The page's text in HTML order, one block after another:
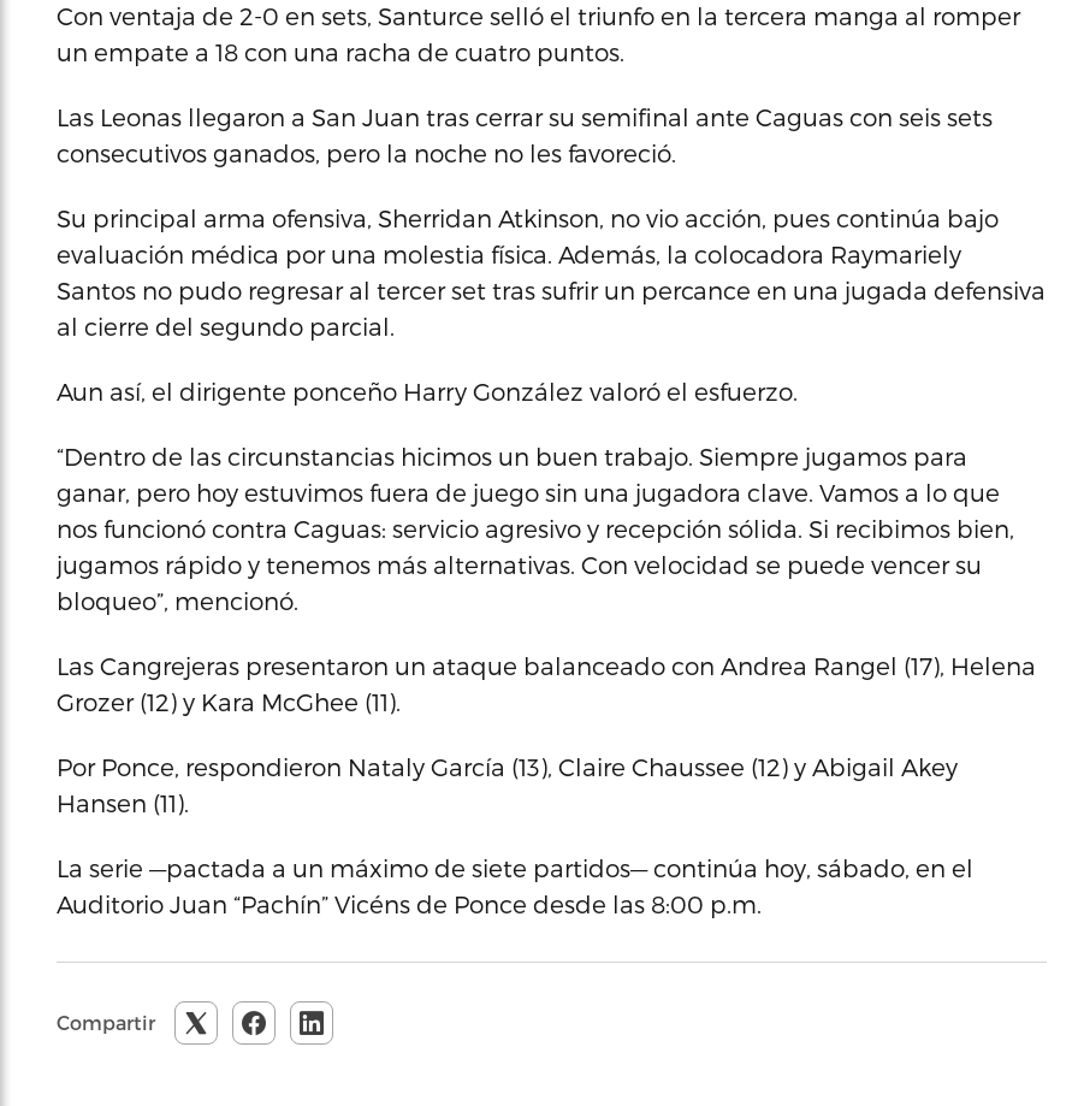
Con ventaja de 2-0 en sets, Santurce selló el triunfo en la tercera manga al romper
un empate a 18 con una racha de cuatro puntos.
Las Leonas llegaron a San Juan tras cerrar su semifinal ante Caguas con seis sets
consecutivos ganados, pero la noche no les favoreció.
Su principal arma ofensiva, Sherridan Atkinson, no vio acción, pues continúa bajo
evaluación médica por una molestia física. Además, la colocadora Raymariely
Santos no pudo regresar al tercer set tras sufrir un percance en una jugada defensiva
al cierre del segundo parcial.
Aun así, el dirigente ponceño Harry González valoró el esfuerzo.
“Dentro de las circunstancias hicimos un buen trabajo. Siempre jugamos para
ganar, pero hoy estuvimos fuera de juego sin una jugadora clave. Vamos a lo que
nos funcionó contra Caguas: servicio agresivo y recepción sólida. Si recibimos bien,
jugamos rápido y tenemos más alternativas. Con velocidad se puede vencer su
bloqueo”, mencionó.
Las Cangrejeras presentaron un ataque balanceado con Andrea Rangel (17), Helena
Grozer (12) y Kara McGhee (11).
Por Ponce, respondieron Nataly García (13), Claire Chaussee (12) y Abigail Akey
Hansen (11).
La serie —pactada a un máximo de siete partidos— continúa hoy, sábado, en el
Auditorio Juan “Pachín” Vicéns de Ponce desde las 8:00 p.m.
Compartir